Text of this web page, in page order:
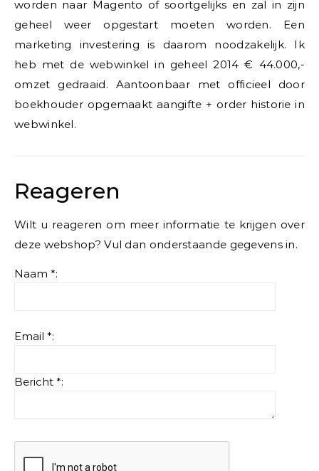
worden naar Magento of soortgelijks en zal in zijn
geheel weer opgestart moeten worden. Een
marketing investering is daarom noodzakelijk. Ik
heb met de webwinkel in geheel 2014 € 44.000,-
omzet gedraaid. Aantoonbaar met officieel door
boekhouder opgemaakt aangifte + order historie in
webwinkel.
Reageren
Wilt u reageren om meer informatie te krijgen over
deze webshop? Vul dan onderstaande gegevens in.
Naam *:
Email *:
Bericht *: